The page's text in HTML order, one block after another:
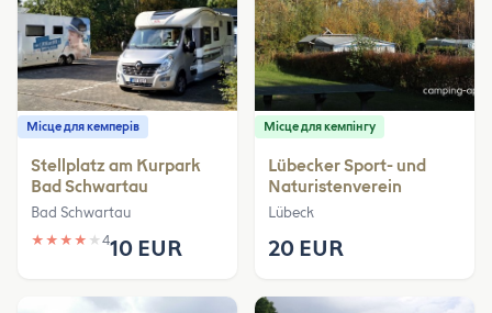
Місце для кемперів
Stellplatz am Kurpark
Bad Schwartau
Bad Schwartau
★ ★ ★ ★ ★ 410 EUR
Місце для кемпінгу
Lübecker Sport- und
Naturistenverein
Lübeck
20 EUR